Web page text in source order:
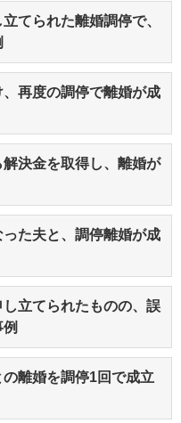
てられた離婚調停で、
再度の調停で離婚が成
決金を取得し、離婚が
た夫と、調停離婚が成
立てられたものの、誤
離婚を調停1回で成立